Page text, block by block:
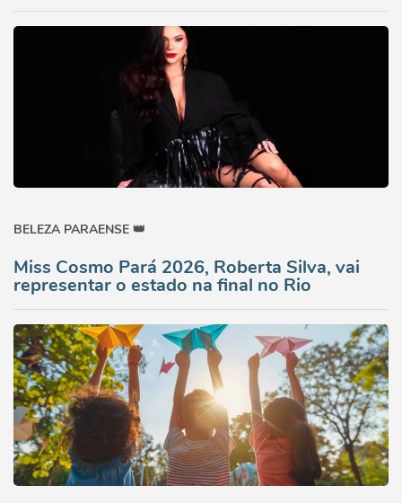
BELEZA PARAENSE 👑
Miss Cosmo Pará 2026, Roberta Silva, vai
representar o estado na final no Rio